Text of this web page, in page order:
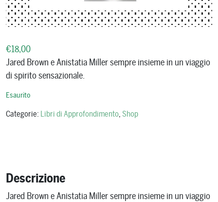
€18,00
Jared Brown e Anistatia Miller sempre insieme in un viaggio
di spirito sensazionale.
Esaurito
Categorie: Libri di Approfondimento, Shop
Descrizione
Jared Brown e Anistatia Miller sempre insieme in un viaggio